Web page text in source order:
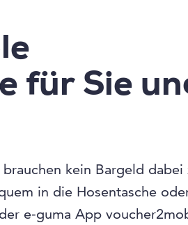
für Sie
kein Bargeld dabei
in die Hosentasche
e-guma App